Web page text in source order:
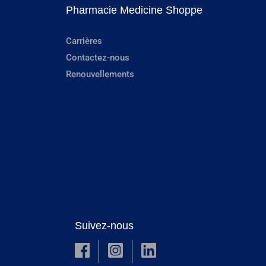
Pharmacie Medicine Shoppe
Carrières
Contactez-nous
Renouvellements
Suivez-nous